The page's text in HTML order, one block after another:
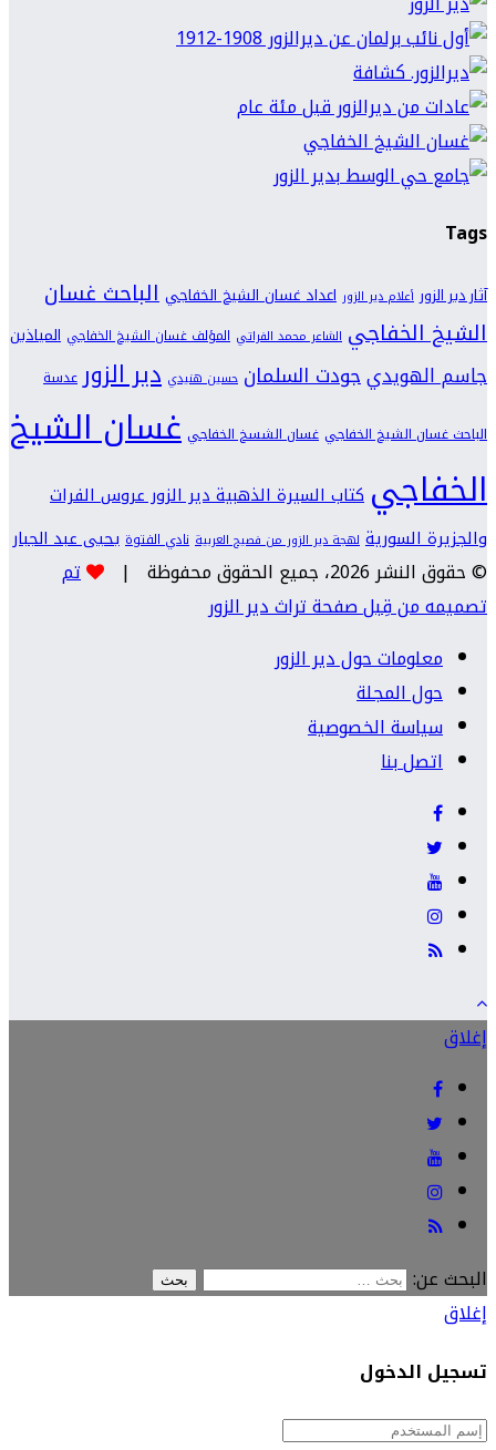
Tags
آثار دير الزور أعلام دير الزور اعداد غسان الشيخ الخفاجي الباحث غسان
الشيخ الخفاجي الشاعر محمد الفراتي المؤلف غسان الشيخ الخفاجي المياذين
جاسم الهويديجودت السلمان حسين هنيدي دير الزور عدسة
الباحث غسان الشيخ الخفاجي غسان الشسخ الخفاجي غسان الشيخ
الخفاجي كتاب السيرة الذهبية دير الزور عروس الفرات
والجزيرة السورية لهجة دير الزور من فصيح العربية نادي الفتوة يحيى عبد الجبار
© حقوق النشر 2026، جميع الحقوق محفوظة |
تم
تصميمه من قِبل صفحة تراث دير الزور
معلومات حول دير الزور
حول المجلة
سياسة الخصوصية
اتصل بنا
إغلاق
البحث عن:
إغلاق
تسجيل الدخول